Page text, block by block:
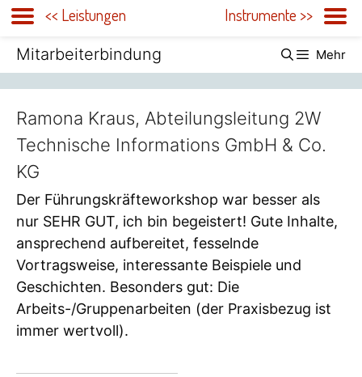
Zum
springen
Mitarbeiterbindung Mehr
Ramona Kraus, Abteilungsleitung 2W
Technische Informations GmbH & Co.
KG
Der Führungskräfteworkshop war besser als
nur SEHR GUT, ich bin begeistert! Gute Inhalte,
ansprechend aufbereitet, fesselnde
Vortragsweise, interessante Beispiele und
Geschichten. Besonders gut: Die
Arbeits-/Gruppenarbeiten (der Praxisbezug ist
immer wertvoll).
<< Leistungen Instrumente >>